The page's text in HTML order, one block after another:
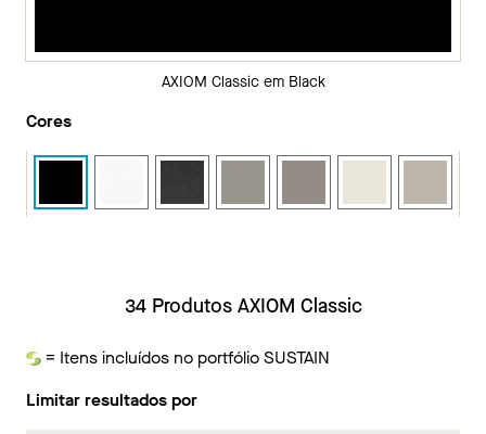
AXIOM Classic em Black
Cores
34 Produtos AXIOM Classic
Sustentar
= Itens incluídos no portfólio SUSTAIN
Limitar resultados por